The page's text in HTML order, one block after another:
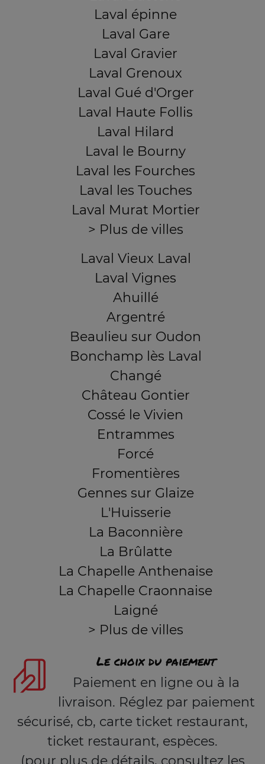
Laval épinne
Laval Gare
Laval Gravier
Laval Grenoux
Laval Gué d'Orger
Laval Haute Follis
Laval Hilard
Laval le Bourny
Laval les Fourches
Laval les Touches
Laval Murat Mortier
> Plus de villes
Laval Vieux Laval
Laval Vignes
Ahuillé
Argentré
Beaulieu sur Oudon
Bonchamp lès Laval
Changé
Château Gontier
Cossé le Vivien
Entrammes
Forcé
Fromentières
Gennes sur Glaize
L'Huisserie
La Baconnière
La Brûlatte
La Chapelle Anthenaise
La Chapelle Craonnaise
Laigné
> Plus de villes
Le choix du paiement
Paiement en ligne ou à la
livraison. Réglez par paiement
sécurisé, cb, carte ticket restaurant,
ticket restaurant, espèces.
(pour plus de détails, consultez les